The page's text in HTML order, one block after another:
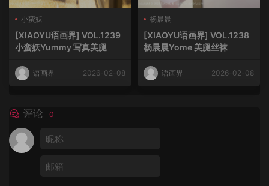
小蛮妖
[XIAOYU语画界] VOL.1239
小蛮妖Yummy 写真美腿
语画界 2026-02-08
杨晨晨
[XIAOYU语画界] VOL.1238
杨晨晨Yome 美腿丝袜
语画界 2026-02-08
评论 0